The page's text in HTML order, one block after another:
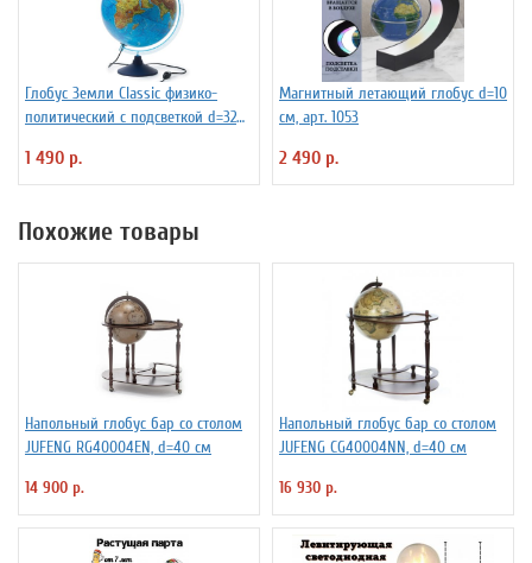
Глобус Земли Classic физико-
политический с подсветкой d=32
1 490 р.
Магнитный летающий глобус d=10
см, арт. 1053
2 490 р.
Похожие товары
Напольный глобус бар со столом
JUFENG RG40004EN, d=40 см
14 900 р.
Напольный глобус бар со столом
JUFENG CG40004NN, d=40 см
16 930 р.